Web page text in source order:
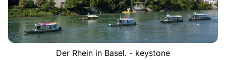
Der Rhein in Basel. - keystone